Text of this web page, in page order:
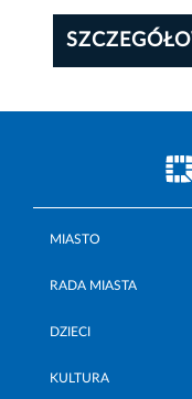
MIASTO
RADA MIASTA
DZIECI
KULTURA